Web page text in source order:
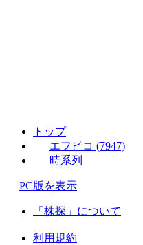
トップ
エフピコ (7947)
時系列
PC版を表示
「株探」について
|
利用規約